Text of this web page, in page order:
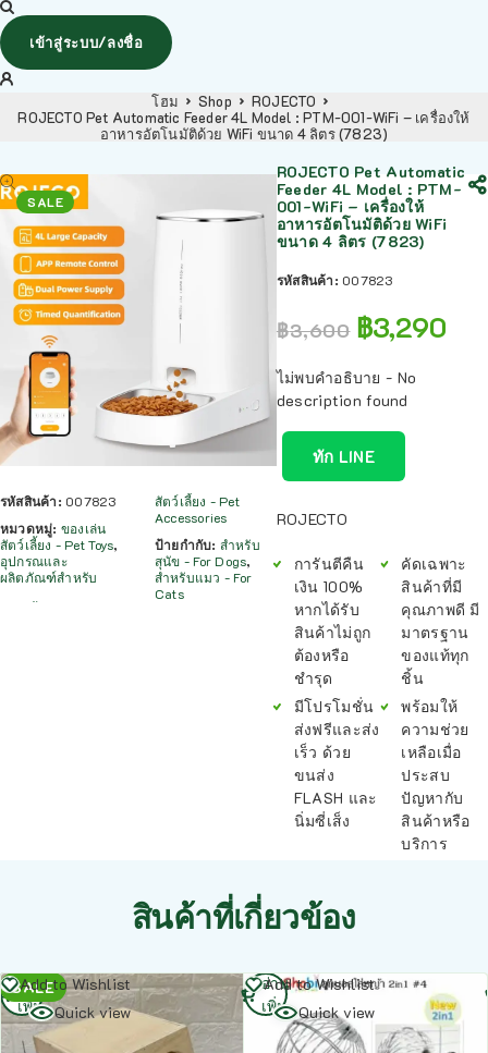
เข้าสู่ระบบ/ลงชื่อ
โฮม Shop
ROJECTO
ROJECTO Pet Automatic Feeder 4L Model : PTM-001-WiFi – เครื่องให้
อาหารอัตโนมัติด้วย WiFi ขนาด 4 ลิตร (7823)
SALE
รหัสสินค้า: 007823
หมวดหมู่: ของเล่น
สัตว์เลี้ยง - Pet Toys,
อุปกรณและ
ผลิตภัณฑ์สำหรับ
สัตว์เลี้ยง - Pet
Accessories
ป้ายกำกับ: สำหรับ
สุนัข - For Dogs,
สำหรับแมว - For
Cats
ROJECTO Pet Automatic
Feeder 4L Model : PTM-
001-WiFi – เครื่องให้
อาหารอัตโนมัติด้วย WiFi
ขนาด 4 ลิตร (7823)
รหัสสินค้า: 007823
฿3,600 ฿3,290
ไม่พบคำอธิบาย - No
description found
ทัก LINE
ROJECTO
การันตีคืน
เงิน 100%
หากได้รับ
สินค้าไม่ถูก
ต้องหรือ
ชำรุด
มีโปรโมชั่น
ส่งฟรีและส่ง
เร็ว ด้วย
ขนส่ง
FLASH และ
นิ่มซี่เส็ง
คัดเฉพาะ
สินค้าที่มี
คุณภาพดี มี
มาตรฐาน
ของแท้ทุก
ชิ้น
พร้อมให้
ความช่วย
เหลือเมื่อ
ประสบ
ปัญหากับ
สินค้าหรือ
บริการ
สินค้าที่เกี่ยวข้อง
SALE
Add to Wishlist
Quick view
อ่าน
เพิ่ม
Add to Wishlist
Quick view
อ่าน
เพิ่ม